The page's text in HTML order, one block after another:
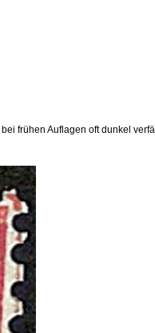
frühen Auflagen oft dunkel